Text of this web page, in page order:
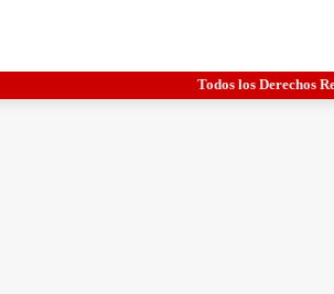
Todos los Derechos